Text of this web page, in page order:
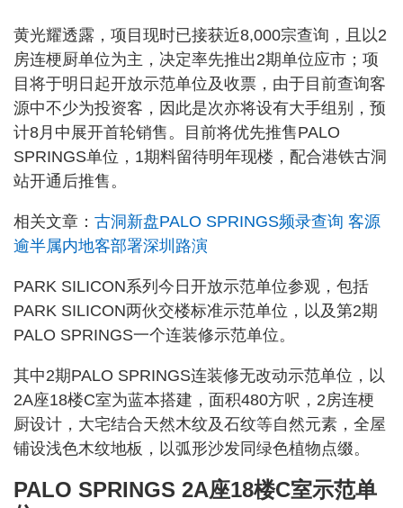
黄光耀透露，项目现时已接获近8,000宗查询，且以2
房连梗厨单位为主，决定率先推出2期单位应市；项
目将于明日起开放示范单位及收票，由于目前查询客
源中不少为投资客，因此是次亦将设有大手组别，预
计8月中展开首轮销售。目前将优先推售PALO
SPRINGS单位，1期料留待明年现楼，配合港铁古洞
站开通后推售。
相关文章： 古洞新盘PALO SPRINGS频录查询 客源
逾半属内地客部署深圳路演
PARK SILICON系列今日开放示范单位参观，包括
PARK SILICON两伙交楼标准示范单位，以及第2期
PALO SPRINGS一个连装修示范单位。
其中2期PALO SPRINGS连装修无改动示范单位，以
2A座18楼C室为蓝本搭建，面积480方呎，2房连梗
厨设计，大宅结合天然木纹及石纹等自然元素，全屋
铺设浅色木纹地板，以弧形沙发同绿色植物点缀。
PALO SPRINGS 2A座18楼C室示范单